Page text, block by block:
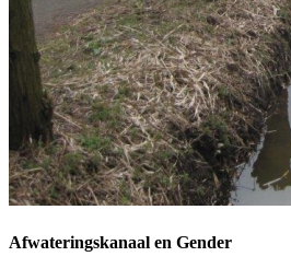
Afwateringskanaal en Gender